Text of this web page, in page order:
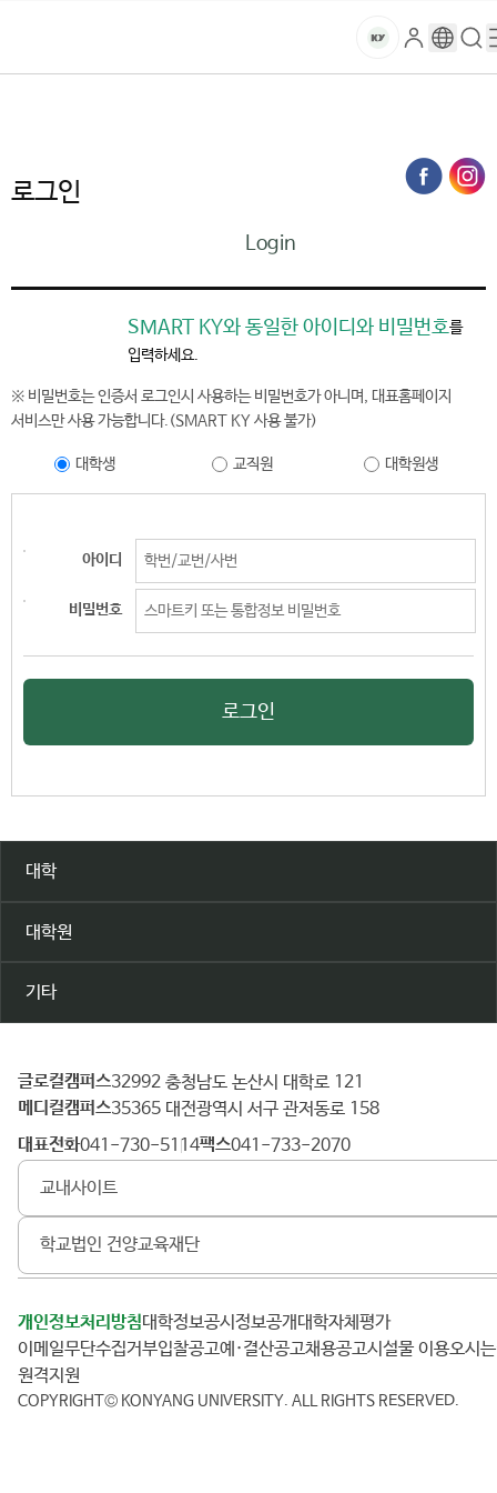
건
대
교
마
로
그
구
글
검
색
메로그인
Login
SMART KY와 동일한 아이디와 비밀번호를
입력하세요.
※ 비밀번호는 인증서 로그인시 사용하는 비밀번호가 아니며, 대표홈페이지
서비스만 사용 가능합니다.(SMART KY 사용 불가)
대학생 교직원 대학원생
아이디
비밀번호
로그인
대학
대학원
기타
건
양
대
학
글로컬캠퍼스 32992 충청남도 논산시 대학로 121
메디컬캠퍼스 35365 대전광역시 서구 관저동로 158
대표전화 041-730-5114 팩스 041-733-2070
교내사이트
학교법인 건양교육재단
개인정보처리방침 대학정보공시 정보공개
대학자체평가
이메일무단수집거부
입찰공고 예·결산공고 채용공고 시설물 이용
오시
원격지원
COPYRIGHT© KONYANG UNIVERSITY. ALL RIGHTS RESERVED.